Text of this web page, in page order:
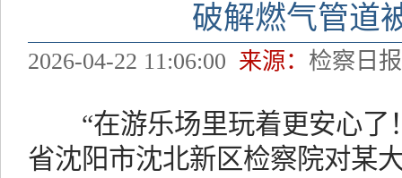
破解燃气管道
2026-04-22 11:06:00 来源： 检察日
“在游乐场里玩着更安心了
省沈阳市沈北新区检察院对某